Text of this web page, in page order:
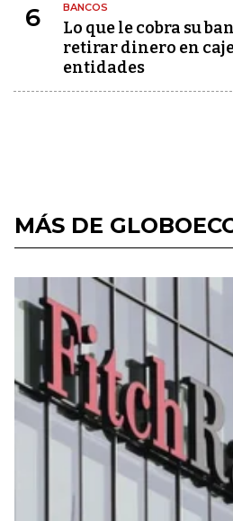
6 BANCOS
Lo que le cobra su
retirar dinero en
entidades
MÁS DE